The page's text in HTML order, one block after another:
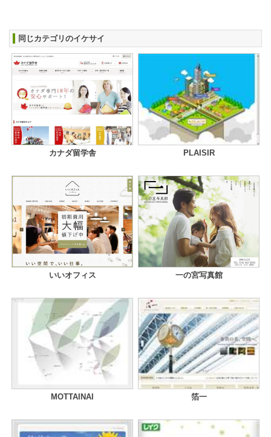
同じカテゴリのイケサイ
カナダ留学舎 PLAISIR
いいオフィス 一の宮写真館
MOTTAINAI 箔一